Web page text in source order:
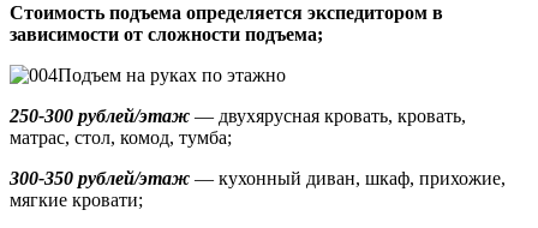
Стоимость подъема определяется экспедитором в
зависимости от сложности подъема;
Подъем на руках по этажно
250-300 рублей/этаж — двухярусная кровать, кровать,
матрас, стол, комод, тумба;
300-350 рублей/этаж — кухонный диван, шкаф, прихожие,
мягкие кровати;